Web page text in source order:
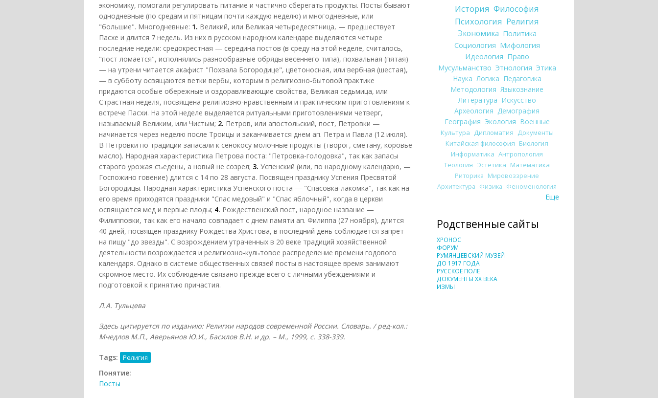
экономику, помогали регулировать питание и частично сберегать продукты. Посты бывают
однодневные (по средам и пятницам почти каждую неделю) и многодневные, или
"большие". Многодневные: 1. Великий, или Великая четыредесятница, — предшествует
Пасхе и длится 7 недель. Из них в русском народном календаре выделяются четыре
последние недели: средокрестная — середина постов (в среду на этой неделе, считалось,
"пост ломается", исполнялись разнообразные обряды весеннего типа), похвальная (пятая)
— на утрени читается акафист "Похвала Богородице", цветоносная, или вербная (шестая),
— в субботу освящаются ветки вербы, которым в религиозно-бытовой практике
придаются особые обережные и оздоравливающие свойства, Великая седьмица, или
Страстная неделя, посвящена религиозно-нравственным и практическим приготовлениям к
встрече Пасхи. На этой неделе выделяется ритуальными приготовлениями четверг,
называемый Великим, или Чистым; 2. Петров, или апостольский, пост, Петровки —
начинается через неделю после Троицы и заканчивается днем ап. Петра и Павла (12 июля).
В Петровки по традиции запасали к сенокосу молочные продукты (творог, сметану, коровье
масло). Народная характеристика Петрова поста: "Петровка-голодовка", так как запасы
старого урожая съедены, а новый не созрел; 3. Успенский (или, по народному календарю, —
Госпожино говение) длится с 14 по 28 августа. Посвящен празднику Успения Пресвятой
Богородицы. Народная характеристика Успенского поста — "Спасовка-лакомка", так как на
его время приходятся праздники "Спас медовый" и "Спас яблочный", когда в церкви
освящаются мед и первые плоды; 4. Рождественский пост, народное название —
Филипповки, так как его начало совпадает с днем памяти ап. Филиппа (27 ноября), длится
40 дней, посвящен празднику Рождества Христова, в последний день соблюдается запрет
на пищу "до звезды". С возрождением утраченных в 20 веке традиций хозяйственной
деятельности возрождается и религиозно-культовое распределение времени годового
календаря. Однако в системе общественных связей посты в настоящее время занимают
скромное место. Их соблюдение связано прежде всего с личными убеждениями и
подготовкой к принятию причастия.
Л.А. Тульцева
Здесь цитируется по изданию: Религии народов современной России. Словарь. / ред-кол.:
Мчедлов М.П., Аверьянов Ю.И., Басилов В.Н. и др. – М., 1999, с. 338-339.
Tags: Религия
Понятие:
Посты
История Философия
Психология Религия
Экономика Политика
Социология Мифология
Идеология Право
Мусульманство Этнология Этика
Наука Логика Педагогика
Методология Языкознание
Литература Искусство
Археология Демография
География Экология Военные
Культура Дипломатия Документы
Китайская философия Биология
Информатика Антропология
Теология Эстетика Математика
Риторика Мировоззрение
Архитектура Физика Феноменология
Еще
Родственные сайты
ХРОНОС
ФОРУМ
РУМЯНЦЕВСКИЙ МУЗЕЙ
ДО 1917 ГОДА
РУССКОЕ ПОЛЕ
ДОКУМЕНТЫ XX ВЕКА
ИЗМЫ